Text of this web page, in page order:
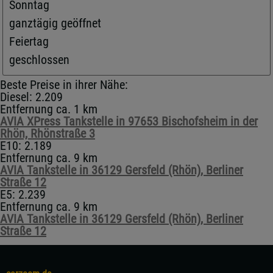
Sonntag
ganztägig geöffnet
Feiertag
geschlossen
Beste Preise in ihrer Nähe:
Diesel: 2.209
Entfernung ca. 1 km
AVIA XPress Tankstelle in 97653 Bischofsheim in der
Rhön, Rhönstraße 3
E10: 2.189
Entfernung ca. 9 km
AVIA Tankstelle in 36129 Gersfeld (Rhön), Berliner
Straße 12
E5: 2.239
Entfernung ca. 9 km
AVIA Tankstelle in 36129 Gersfeld (Rhön), Berliner
Straße 12